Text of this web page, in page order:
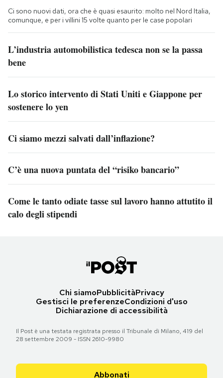
Ci sono nuovi dati, ora che è quasi esaurito: molto nel Nord Italia,
comunque, e per i villini 15 volte quanto per le case popolari
L’industria automobilistica tedesca non se la passa
bene
Lo storico intervento di Stati Uniti e Giappone per
sostenere lo yen
Ci siamo mezzi salvati dall’inflazione?
C’è una nuova puntata del “risiko bancario”
Come le tanto odiate tasse sul lavoro hanno attutito il
calo degli stipendi
Chi siamoPubblicitàPrivacy
Gestisci le preferenzeCondizioni d'uso
Dichiarazione di accessibilità
Il Post è una testata registrata presso il Tribunale di Milano, 419 del
28 settembre 2009 - ISSN 2610-9980
Abbonati